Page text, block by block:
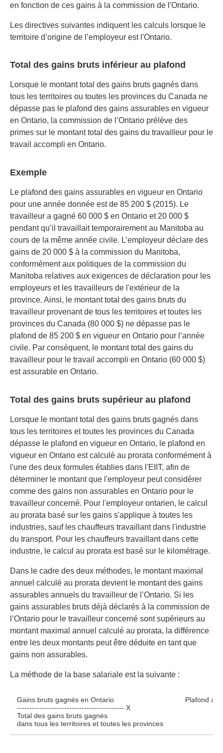
en fonction de ces gains à la commission de l'Ontario.
Les directives suivantes indiquent les calculs lorsque le
territoire d’origine de l’employeur est l'Ontario.
Total des gains bruts inférieur au plafond
Lorsque le montant total des gains bruts gagnés dans
tous les territoires ou toutes les provinces du Canada ne
dépasse pas le plafond des gains assurables en vigueur
en Ontario, la commission de l’Ontario prélève des
primes sur le montant total des gains du travailleur pour le
travail accompli en Ontario.
Exemple
Le plafond des gains assurables en vigueur en Ontario
pour une année donnée est de 85 200 $ (2015). Le
travailleur a gagné 60 000 $ en Ontario et 20 000 $
pendant qu’il travaillait temporairement au Manitoba au
cours de la même année civile. L’employeur déclare des
gains de 20 000 $ à la commission du Manitoba,
conformément aux politiques de la commission du
Manitoba relatives aux exigences de déclaration pour les
employeurs et les travailleurs de l'extérieur de la
province. Ainsi, le montant total des gains bruts du
travailleur provenant de tous les territoires et toutes les
provinces du Canada (80 000 $) ne dépasse pas le
plafond de 85 200 $ en vigueur en Ontario pour l’année
civile. Par conséquent, le montant total des gains du
travailleur pour le travail accompli en Ontario (60 000 $)
est assurable en Ontario.
Total des gains bruts supérieur au plafond
Lorsque le montant total des gains bruts gagnés dans
tous les territoires et toutes les provinces du Canada
dépasse le plafond en vigueur en Ontario, le plafond en
vigueur en Ontario est calculé au prorata conformément à
l'une des deux formules établies dans l'EIIT, afin de
déterminer le montant que l'employeur peut considérer
comme des gains non assurables en Ontario pour le
travailleur concerné. Pour l'employeur ontarien, le calcul
au prorata basé sur les gains s'applique à toutes les
industries, sauf les chauffeurs travaillant dans l'industrie
du transport. Pour les chauffeurs travaillant dans cette
industrie, le calcul au prorata est basé sur le kilométrage.
Dans le cadre des deux méthodes, le montant maximal
annuel calculé au prorata devient le montant des gains
assurables annuels du travailleur de l’Ontario. Si les
gains assurables bruts déjà déclarés à la commission de
l’Ontario pour le travailleur concerné sont supérieurs au
montant maximal annuel calculé au prorata, la différence
entre les deux montants peut être déduite en tant que
gains non assurables.
La méthode de la base salariale est la suivante :
Gains bruts gagnés en Ontario
------------------------------------------- X
Total des gains bruts gagnés
dans tous les territoires et toutes les provinces
Plafond